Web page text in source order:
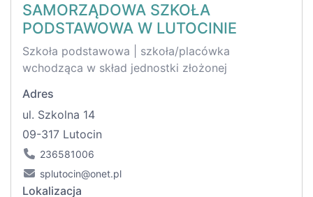
SAMORZĄDOWA SZKOŁA
PODSTAWOWA W LUTOCINIE
Szkoła podstawowa | szkoła/placówka
wchodząca w skład jednostki złożonej
Adres
ul. Szkolna 14
09-317 Lutocin
236581006
splutocin@onet.pl
Lokalizacja